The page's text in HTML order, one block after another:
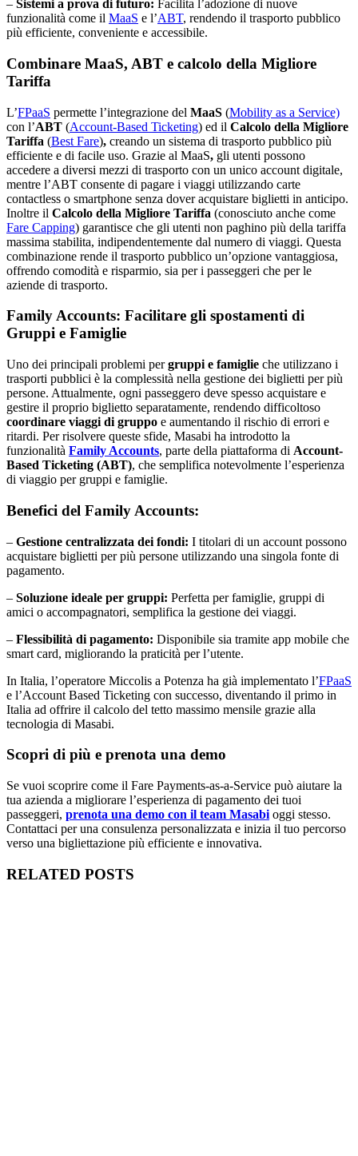
– Sistemi a prova di futuro: Facilita l’adozione di nuove
funzionalità come il MaaS e l’ABT, rendendo il trasporto pubblico
più efficiente, conveniente e accessibile.
Combinare MaaS, ABT e calcolo della Migliore
Tariffa
L’FPaaS permette l’integrazione del MaaS (Mobility as a Service)
con l’ABT (Account-Based Ticketing) ed il Calcolo della Migliore
Tariffa (Best Fare), creando un sistema di trasporto pubblico più
efficiente e di facile uso. Grazie al MaaS, gli utenti possono
accedere a diversi mezzi di trasporto con un unico account digitale,
mentre l’ABT consente di pagare i viaggi utilizzando carte
contactless o smartphone senza dover acquistare biglietti in anticipo.
Inoltre il Calcolo della Migliore Tariffa (conosciuto anche come
Fare Capping) garantisce che gli utenti non paghino più della tariffa
massima stabilita, indipendentemente dal numero di viaggi. Questa
combinazione rende il trasporto pubblico un’opzione vantaggiosa,
offrendo comodità e risparmio, sia per i passeggeri che per le
aziende di trasporto​.
Family Accounts: Facilitare gli spostamenti di
Gruppi e Famiglie
Uno dei principali problemi pergruppi e famiglie che utilizzano i
trasporti pubblici è la complessità nella gestione dei biglietti per più
persone. Attualmente, ogni passeggero deve spesso acquistare e
gestire il proprio biglietto separatamente, rendendo difficoltoso
coordinare viaggi di gruppo e aumentando il rischio di errori e
ritardi. Per risolvere queste sfide, Masabi ha introdotto la
funzionalità Family Accounts, parte della piattaforma di Account-
Based Ticketing (ABT), che semplifica notevolmente l’esperienza
di viaggio per gruppi e famiglie.
Benefici del Family Accounts:
– Gestione centralizzata dei fondi: I titolari di un account possono
acquistare biglietti per più persone utilizzando una singola fonte di
pagamento.
– Soluzione ideale per gruppi: Perfetta per famiglie, gruppi di
amici o accompagnatori, semplifica la gestione dei viaggi.
– Flessibilità di pagamento: Disponibile sia tramite app mobile che
smart card, migliorando la praticità per l’utente.
In Italia, l’operatore Miccolis a Potenza ha già implementato l’FPaaS
e l’Account Based Ticketing con successo, diventando il primo in
Italia ad offrire il calcolo del tetto massimo mensile grazie alla
tecnologia di Masabi.
Scopri di più e prenota una demo
Se vuoi scoprire come il Fare Payments-as-a-Service può aiutare la
tua azienda a migliorare l’esperienza di pagamento dei tuoi
passeggeri, prenota una demo con il team Masabi oggi stesso.
Contattaci per una consulenza personalizzata e inizia il tuo percorso
verso una bigliettazione più efficiente e innovativa​.
RELATED POSTS